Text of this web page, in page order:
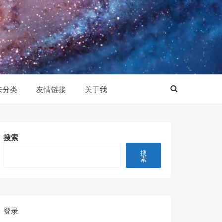
分类 友情链接 关于我
搜索
搜
索
登录